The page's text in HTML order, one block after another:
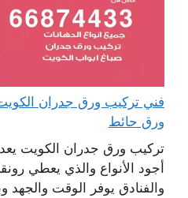
ورق حائط
تركيب ورق جدران الكويت
أجود الأنواع والذي يعطي
والفنادق يوفر الوقت والجهد